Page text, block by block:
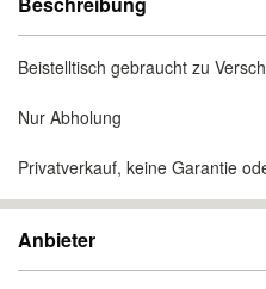
Beistelltisch gebraucht zu
Nur Abholung
Privatverkauf, keine Garantie
Anbieter